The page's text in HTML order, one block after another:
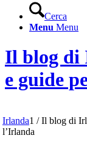
Cerca
Menu Menu
Il blog di
e guide
Irlanda1 / Il blog di
l’Irlanda